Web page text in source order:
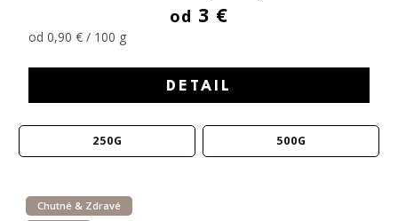
od 3 €
od 0,90 € / 100 g
DETAIL
250G 500G
Chutné & Zdravé